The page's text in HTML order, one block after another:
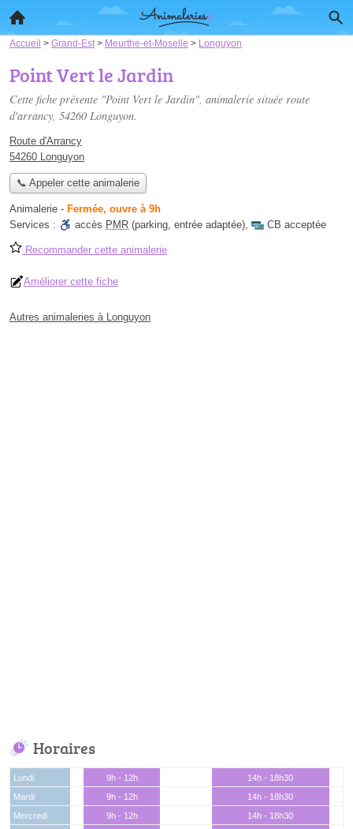
Accueil > Grand-Est > Meurthe-et-Moselle > Longuyon
Point Vert le Jardin
Cette fiche présente "Point Vert le Jardin", animalerie située route
d'arrancy, 54260 Longuyon.
Route d'Arrancy
54260 Longuyon
📞 Appeler cette animalerie
Animalerie - Fermée, ouvre à 9h
Services :
accès PMR (parking, entrée adaptée), CB acceptée
Recommander cette animalerie
Améliorer cette fiche
Autres animaleries à Longuyon
Horaires
Lundi 9h - 12h
14h - 18h30
Mardi
9h - 12h
14h - 18h30
Mercredi
9h - 12h
14h - 18h30